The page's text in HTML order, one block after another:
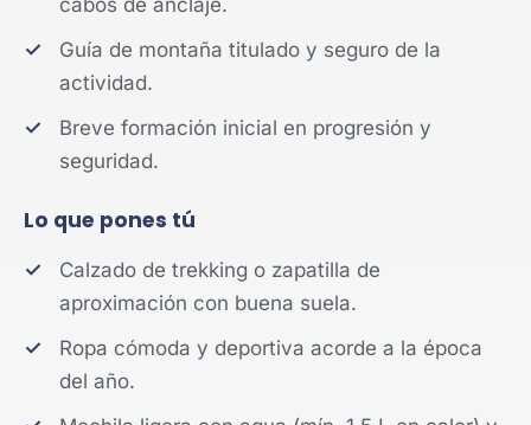
cabos de anclaje.
Guía de montaña titulado y seguro de la
actividad.
Breve formación inicial en progresión y
seguridad.
Lo que pones tú
Calzado de trekking o zapatilla de
aproximación con buena suela.
Ropa cómoda y deportiva acorde a la época
del año.